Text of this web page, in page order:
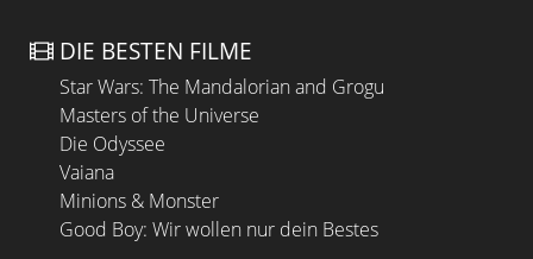
DIE BESTEN FILME
Star Wars: The Mandalorian and Grogu
Masters of the Universe
Die Odyssee
Vaiana
Minions & Monster
Good Boy: Wir wollen nur dein Bestes